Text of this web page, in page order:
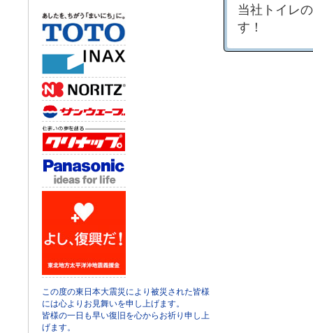
この度の東日本大震災により被災された皆様
には心よりお見舞いを申し上げます。
皆様の一日も早い復旧を心からお祈り申し上
げます。
当社トイレ
す！